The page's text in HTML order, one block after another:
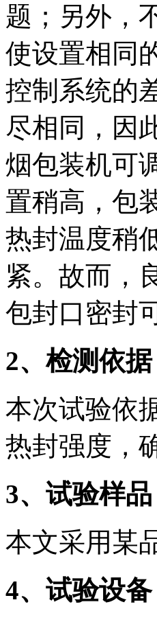
题；另外，
使设置相同
控制系统的
尽相同，因
烟包装机可
置稍高，包
热封温度稍
紧。故而，
包封口密封
2、检测依据
本次试验依
热封强度，
3、试验样品
本文采用某
4、试验设备